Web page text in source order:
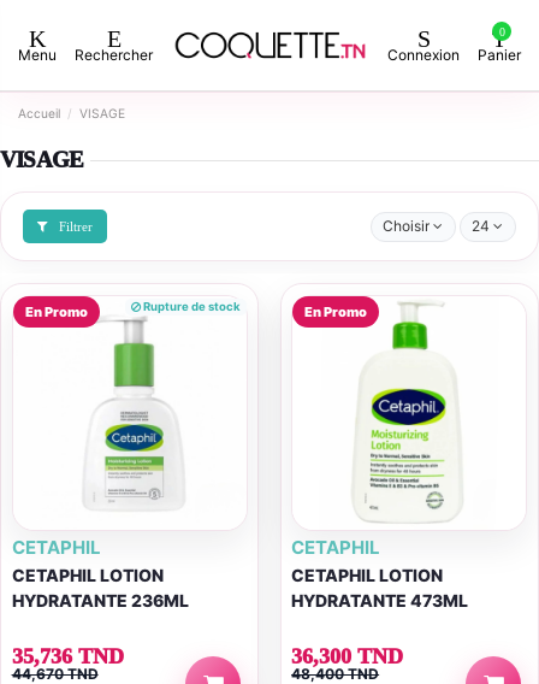
Menu Rechercher Connexion
0
Panier
Accueil VISAGE
VISAGE
Filtrer Choisir 24
En Promo Rupture de stock
CETAPHIL
CETAPHIL LOTION
HYDRATANTE 236ML
35,736 TND
44,670 TND
En Promo
CETAPHIL
CETAPHIL LOTION
HYDRATANTE 473ML
36,300 TND
48,400 TND